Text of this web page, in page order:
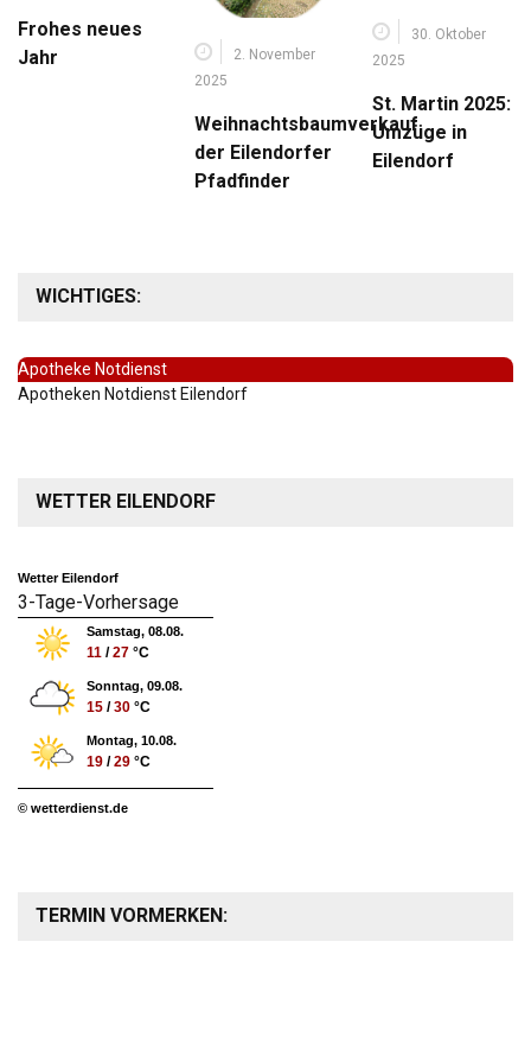
Frohes neues
Jahr
2. November
2025
Weihnachtsbaumverkauf
der Eilendorfer
Pfadfinder
30. Oktober
2025
St. Martin 2025:
Umzüge in
Eilendorf
WICHTIGES:
Apotheke Notdienst
Apotheken Notdienst Eilendorf
WETTER EILENDORF
Wetter Eilendorf
3-Tage-Vorhersage
Samstag, 08.08.
11 /27 °C
Sonntag, 09.08.
15 /30 °C
Montag, 10.08.
19 /29 °C
© wetterdienst.de
TERMIN VORMERKEN: